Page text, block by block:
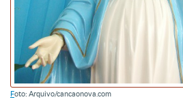
Foto: Arquivo/cancaonova.com